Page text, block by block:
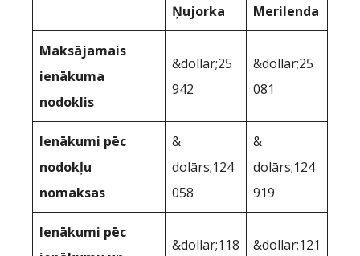
Ņujorka Merilenda
Maksājamais
ienākuma
nodoklis
&dollar;25
942
&dollar;25
081
Ienākumi pēc
nodokļu
nomaksas
&
dolārs;124
058
&
dolārs;124
919
Ienākumi pēc
&dollar;118
&dollar;121